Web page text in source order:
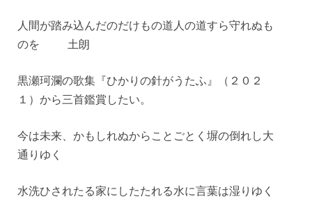
人間が踏み込んだのだけもの道人の道すら守れぬも
のを 土朗
黒瀬珂瀾の歌集『ひかりの針がうたふ』（２０２
１）から三首鑑賞したい。
今は未来、かもしれぬからことごとく塀の倒れし大
通りゆく
水洗ひされたる家にしたたれる水に言葉は湿りゆく